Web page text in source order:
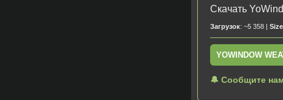
Скачать
Загрузок: ~5 358 | Size
YOWINDOW
🔔 Сообщите